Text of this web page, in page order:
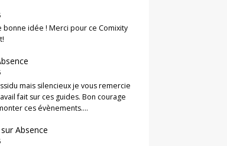
bonne idée ! Merci pour ce Comixity
mais silencieux je vous remercie
fait sur ces guides. Bon courage
ces évènements.…
surAbsence